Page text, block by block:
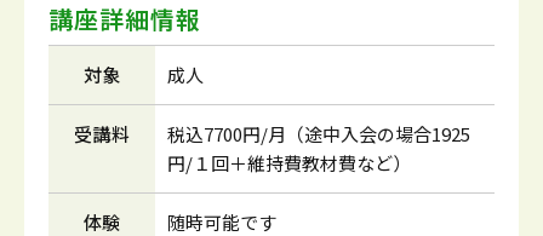
講座詳細情報
対象 成人
受講料
税込7700円/月（途中入会の場合1925
円/１回＋維持費教材費など）
体験 随時可能です